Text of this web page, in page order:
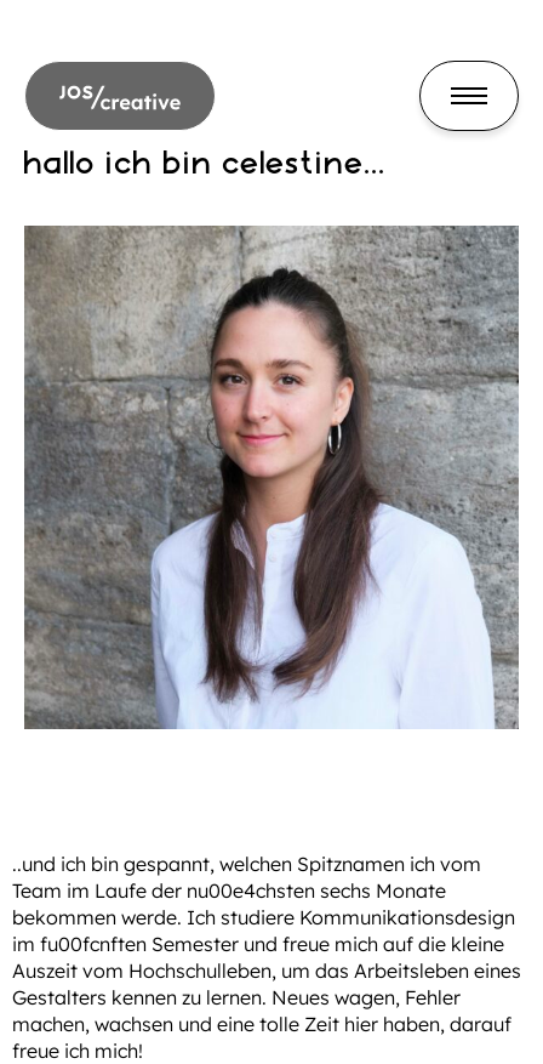
hallo ich bin celestine...
..und ich bin gespannt, welchen Spitznamen ich vom
Team im Laufe der nu00e4chsten sechs Monate
bekommen werde. Ich studiere Kommunikationsdesign
im fu00fcnften Semester und freue mich auf die kleine
Auszeit vom Hochschulleben, um das Arbeitsleben eines
Gestalters kennen zu lernen. Neues wagen, Fehler
machen, wachsen und eine tolle Zeit hier haben, darauf
freue ich mich!